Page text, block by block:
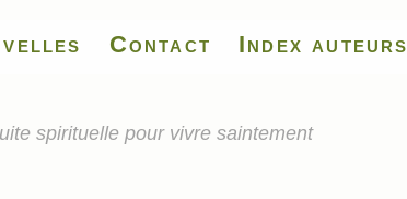
Contact Index auteurs
spirituelle pour vivre saintement